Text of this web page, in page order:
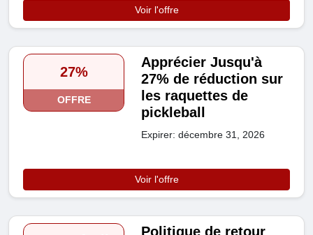
Voir l'offre
27%
OFFRE
Apprécier Jusqu'à
27% de réduction sur
les raquettes de
pickleball
Expirer: décembre 31, 2026
Voir l'offre
Politique de retour